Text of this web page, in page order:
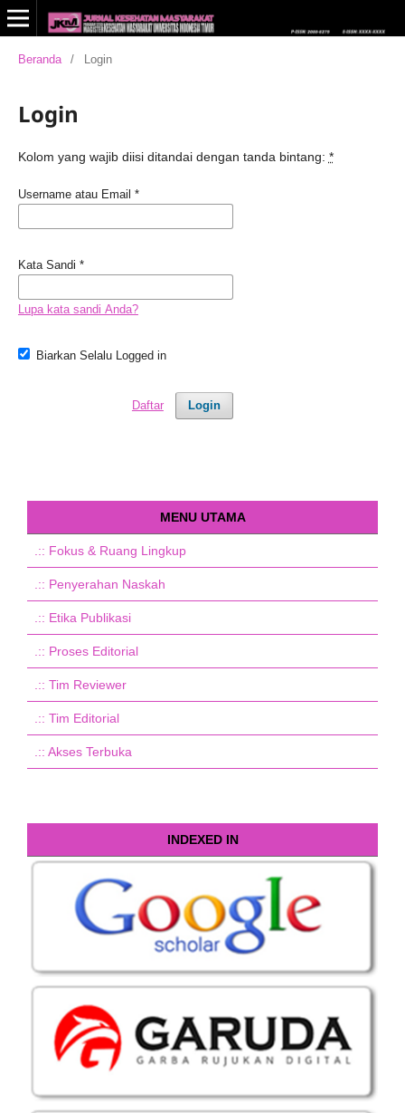
Beranda / Login
Login
Kolom yang wajib diisi ditandai dengan tanda bintang: *
Username atau Email *
Kata Sandi *
Lupa kata sandi Anda?
Biarkan Selalu Logged in
Login
Daftar
MENU UTAMA
.:: Fokus & Ruang Lingkup
.:: Penyerahan Naskah
.:: Etika Publikasi
.:: Proses Editorial
.:: Tim Reviewer
.:: Tim Editorial
.:: Akses Terbuka
INDEXED IN